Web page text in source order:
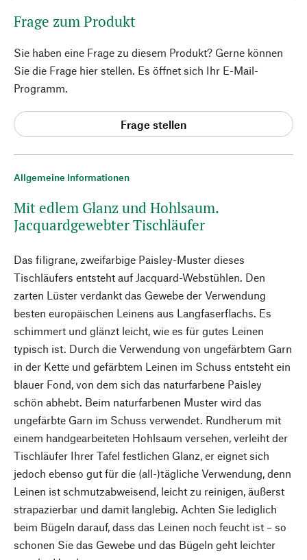
Allgemeine Informationen
Mit edlem Glanz und Hohlsaum.
Jacquardgewebter Tischläufer
Das filigrane, zweifarbige Paisley-Muster dieses
Tischläufers entsteht auf Jacquard-Webstühlen. Den
zarten Lüster verdankt das Gewebe der Verwendung
besten europäischen Leinens aus Langfaserflachs. Es
schimmert und glänzt leicht, wie es für gutes Leinen
typisch ist. Durch die Verwendung von ungefärbtem Garn
in der Kette und gefärbtem Leinen im Schuss entsteht ein
blauer Fond, von dem sich das naturfarbene Paisley
schön abhebt. Beim naturfarbenen Muster wird das
ungefärbte Garn im Schuss verwendet. Rundherum mit
einem handgearbeiteten Hohlsaum versehen, verleiht der
Tischläufer Ihrer Tafel festlichen Glanz, er eignet sich
jedoch ebenso gut für die (all-)tägliche Verwendung, denn
Leinen ist schmutzabweisend, leicht zu reinigen, äußerst
strapazierbar und damit langlebig. Achten Sie lediglich
beim Bügeln darauf, dass das Leinen noch feucht ist – so
schonen Sie das Gewebe und das Bügeln geht leichter
Frage zum Produkt
Sie haben eine Frage zu diesem Produkt? Gerne können
Sie die Frage hier stellen. Es öffnet sich Ihr E-Mail-
Programm.
Frage stellen